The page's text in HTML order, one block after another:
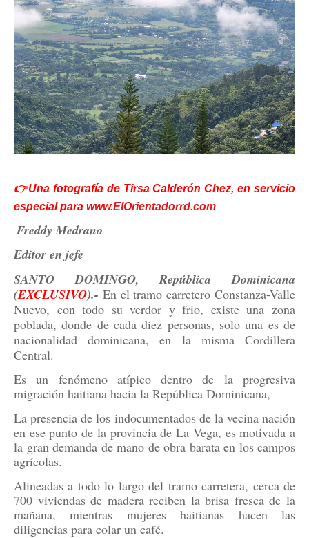
👉Una fotografía de Tirsa Calderón Chez, en servicio
especial para www.ElOrientadorrd.com
Freddy Medrano
Editor en jefe
SANTO DOMINGO, República Dominicana
(EXCLUSIVO).- En el tramo carretero Constanza-Valle
Nuevo, con todo su verdor y frio, existe una zona
poblada, donde de cada diez personas, solo una es de
nacionalidad dominicana, en la misma Cordillera
Central.
Es un fenómeno atípico dentro de la progresiva
migración haitiana hacia la República Dominicana,
La presencia de los indocumentados de la vecina nación
en ese punto de la provincia de La Vega, es motivada a
la gran demanda de mano de obra barata en los campos
agrícolas.
Alineadas a todo lo largo del tramo carretera, cerca de
700 viviendas de madera reciben la brisa fresca de la
mañana, mientras mujeres haitianas hacen las
diligencias para colar un café.